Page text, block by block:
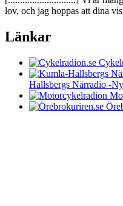
lov, och jag hoppas att dina
Länkar
Hallsbergs Närradio -